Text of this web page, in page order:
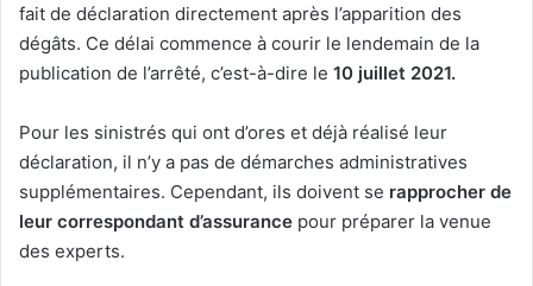
fait de déclaration directement après l’apparition des
dégâts. Ce délai commence à courir le lendemain de la
publication de l’arrêté, c’est-à-dire le 10 juillet 2021.
Pour les sinistrés qui ont d’ores et déjà réalisé leur
déclaration, il n’y a pas de démarches administratives
supplémentaires. Cependant, ils doivent se rapprocher de
leur correspondant d’assurance pour préparer la venue
des experts.